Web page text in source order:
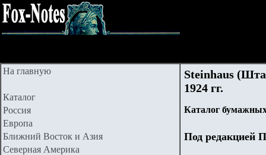
На главную
Каталог
Россия
Европа
Ближний Восток и Азия
Северная Америка
Steinhaus
1924 гг.
Каталог
Под редакцией